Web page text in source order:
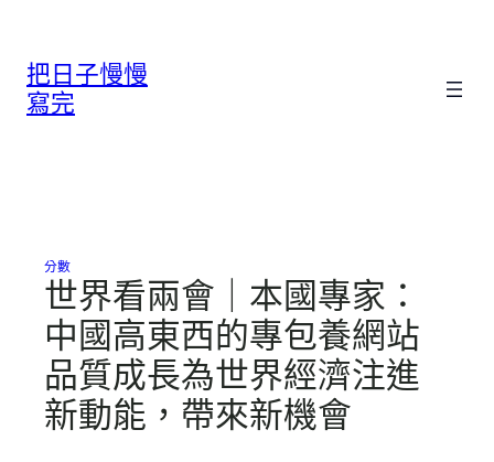
把日子慢慢
寫完
分數
世界看兩會｜本國專家：
中國高東西的專包養網站
品質成長為世界經濟注進
新動能，帶來新機會